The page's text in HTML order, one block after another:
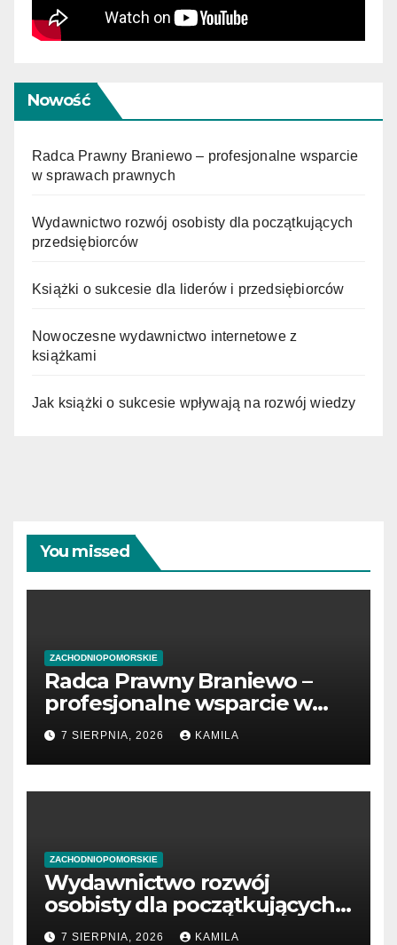
Nowość
Radca Prawny Braniewo – profesjonalne wsparcie
w sprawach prawnych
Wydawnictwo rozwój osobisty dla początkujących
przedsiębiorców
Książki o sukcesie dla liderów i przedsiębiorców
Nowoczesne wydawnictwo internetowe z
książkami
Jak książki o sukcesie wpływają na rozwój wiedzy
You missed
ZACHODNIOPOMORSKIE
Radca Prawny Braniewo –
profesjonalne wsparcie w
sprawach prawnych
7 SIERPNIA, 2026 KAMILA
ZACHODNIOPOMORSKIE
Wydawnictwo rozwój
osobisty dla początkujących
przedsiębiorców
7 SIERPNIA, 2026 KAMILA